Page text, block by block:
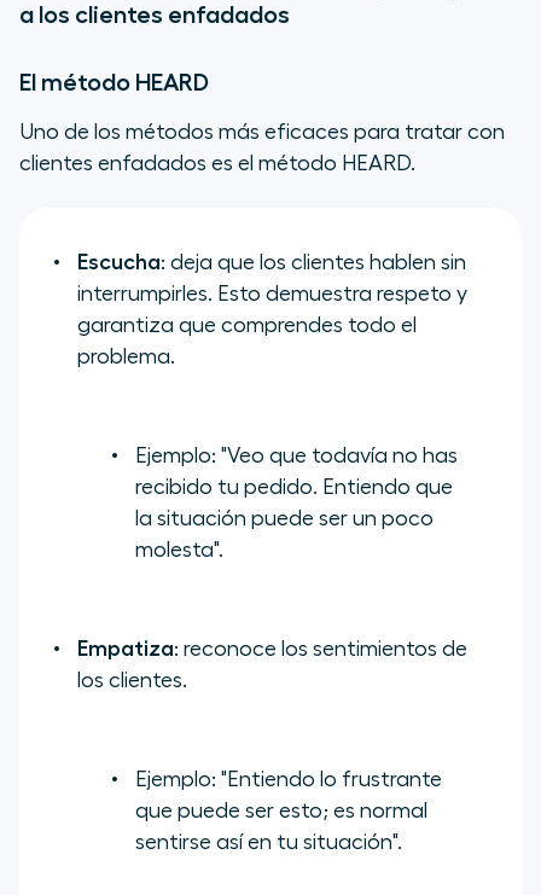
a los clientes enfadados
El método HEARD
Uno de los métodos más eficaces para tratar con
clientes enfadados es el método HEARD.
Escucha: deja que los clientes hablen sin
interrumpirles. Esto demuestra respeto y
garantiza que comprendes todo el
problema.
Ejemplo: "Veo que todavía no has
recibido tu pedido. Entiendo que
la situación puede ser un poco
molesta".
Empatiza: reconoce los sentimientos de
los clientes.
Ejemplo: "Entiendo lo frustrante
que puede ser esto; es normal
sentirse así en tu situación".